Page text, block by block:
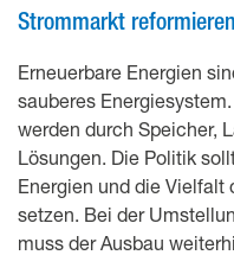
Strommarkt reformieren
Erneuerbare Energien
sauberes
werden durch Speicher,
Lösungen. Die Politik
Energien und die Vielfalt
setzen. Bei der
muss der Ausbau